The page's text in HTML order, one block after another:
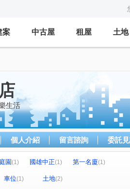
案 中古屋 租屋 土地
生活
個人介紹 留言諮詢 委託
園(1) 國雄中正(1) 第一名廈(1)
(1) 龍山名門 (1)
車位(1) 土地(2)